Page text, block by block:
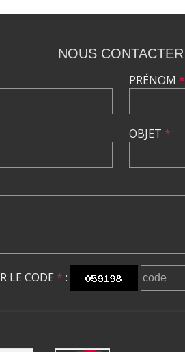
NOUS CONTACTER
PRÉNOM *
OBJET *
LE CODE * :